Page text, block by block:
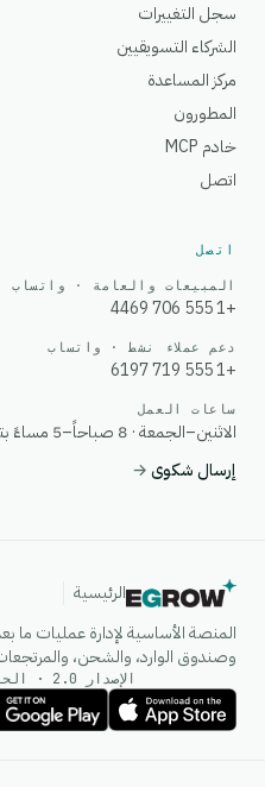
سجل التغييرات
الشركاء التسويقيين
مركز المساعدة
المطورون
خادم MCP
اتصل
اتصل
المبيعات والعامة · واتساب
+1 555 706 4469
دعم عملاء نشط · واتساب
+1 555 719 6197
ساعات العمل
الاثنين–الجمعة · 8 صباحاً–5 مساءً بتوقيت غرينتش+1
إرسال شكوى→
الرئيسية
المنصة الأساسية لإدارة عمليات ما
وصندوق الوارد، والشحن،
الإصدار 2.0 · الحالة: